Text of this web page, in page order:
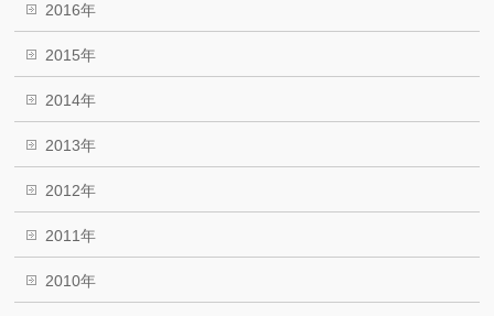
2016年
2015年
2014年
2013年
2012年
2011年
2010年